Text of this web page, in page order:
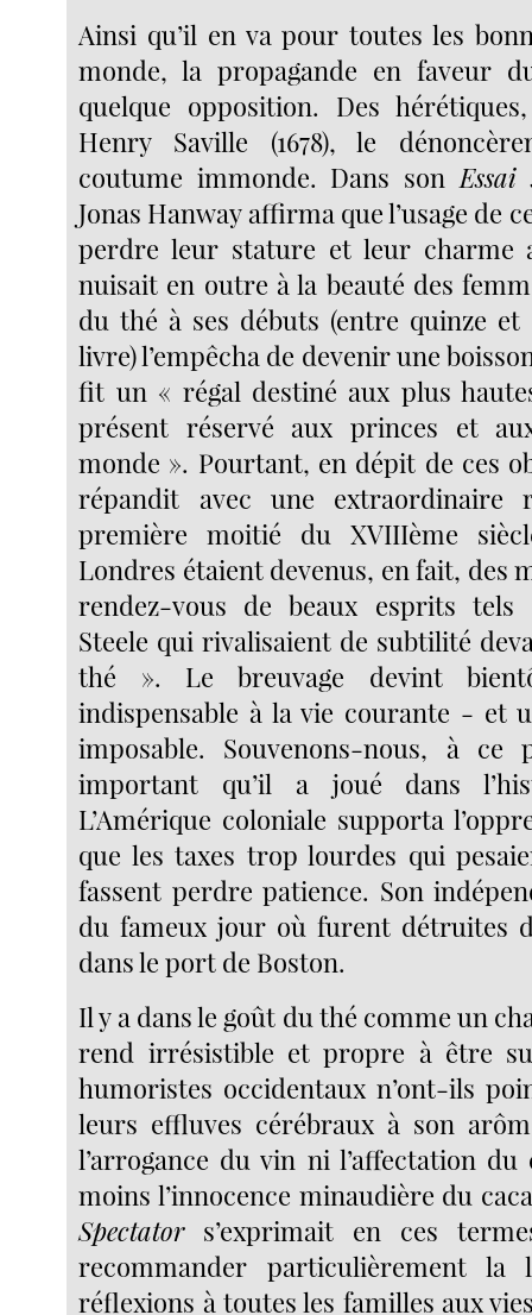
Ainsi qu’il en va pour toutes les
monde, la propagande en faveur
quelque opposition. Des
Henry Saville (1678), le
coutume immonde. Dans son
Jonas Hanway affirma que l’usage de
perdre leur stature et leur charme
nuisait en outre à la beauté des
du thé à ses débuts (entre quinze et
livre) l’empêcha de devenir une
fit un « régal destiné aux plus
présent réservé aux princes et
monde ». Pourtant, en dépit de ces
répandit avec une extraordinaire
première moitié du XVIIIème
Londres étaient devenus, en fait, des
rendez-vous de beaux esprits tels
Steele qui rivalisaient de subtilité
thé ». Le breuvage devint
indispensable à la vie courante - et
imposable. Souvenons-nous, à ce
important qu’il a joué dans
L’Amérique coloniale supporta
que les taxes trop lourdes qui
fassent perdre patience. Son
du fameux jour où furent détruites
dans le port de Boston.
Il y a dans le goût du thé comme un
rend irrésistible et propre à être
humoristes occidentaux n’ont-ils
leurs effluves cérébraux à son
l’arrogance du vin ni l’affectation
moins l’innocence minaudière du
Spectators’exprimait en ces
recommander particulièrement la
réflexions à toutes les familles aux